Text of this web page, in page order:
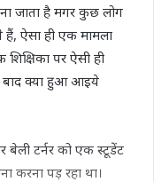
जाता है मगर कुछ लोग
हैं, ऐसा ही एक मामला
पर ऐसी ही
क्या हुआ आइये
बेली टर्नर को एक स्टूडेंट
करना पड़ रहा था।